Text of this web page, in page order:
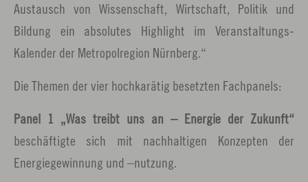
Austausch von Wissenschaft, Wirtschaft, Politik und
Bildung ein absolutes Highlight im Veranstaltungs-
Kalender der Metropolregion Nürnberg.“
Die Themen der vier hochkarätig besetzten Fachpanels:
Panel 1 „Was treibt uns an – Energie der Zukunft“
beschäftigte sich mit nachhaltigen Konzepten der
Energiegewinnung und –nutzung.